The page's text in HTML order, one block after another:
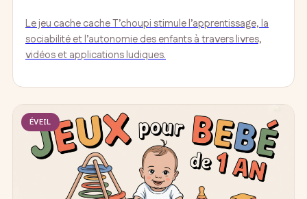
Le jeu cache cache T’choupi stimule l’apprentissage, la
sociabilité et l’autonomie des enfants à travers livres,
vidéos et applications ludiques.
ÉVEIL